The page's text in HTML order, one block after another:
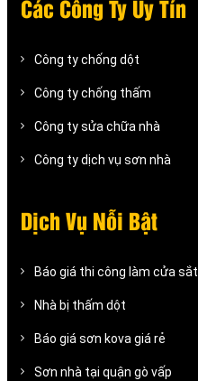
Các Công Ty Uy Tín
Công ty chống dột
Công ty chống thấm
Công ty sửa chữa nhà
Công ty dịch vụ sơn nhà
Dịch Vụ Nỗi Bật
Báo giá thi công làm cửa sắt
Nhà bị thấm dột
Báo giá sơn kova giá rẻ
Sơn nhà tại quận gò vấp